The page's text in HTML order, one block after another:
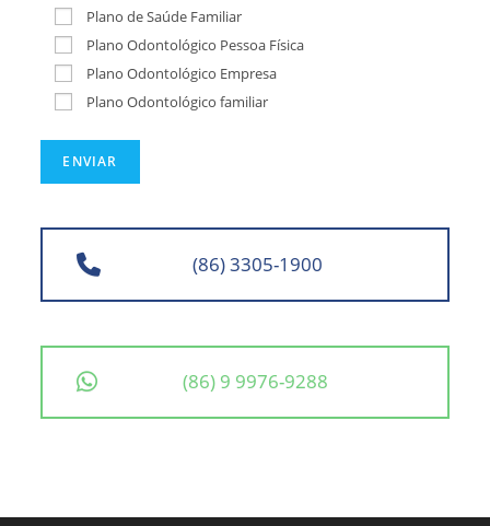
Plano de Saúde Familiar
Plano Odontológico Pessoa Física
Plano Odontológico Empresa
Plano Odontológico familiar
(86) 3305-1900
(86) 9 9976-9288